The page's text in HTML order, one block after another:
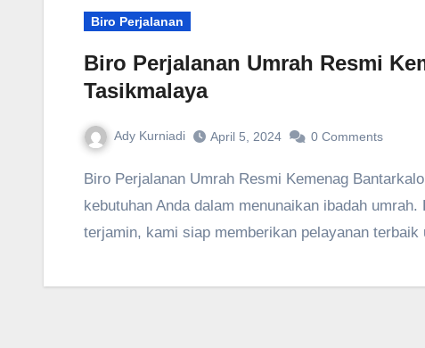
Biro Perjalanan
Biro Perjalanan Umrah Resmi
Tasikmalaya
Ady Kurniadi April 5, 2024 0 Comments
Biro Perjalanan Umrah Resmi Kemenag Bantarkalong Tasikmalaya hadir untuk memenuhi
kebutuhan Anda dalam menunaikan ibadah
terjamin, kami siap memberikan pelayanan